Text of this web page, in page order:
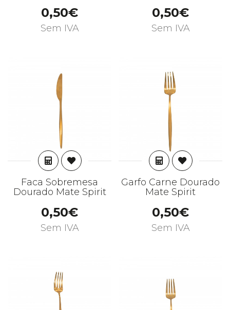
0,50€
Sem IVA
0,50€
Sem IVA
ADICIONAR
Faca Sobremesa
Dourado Mate Spirit
0,50€
Sem IVA
ADICIONAR
Garfo Carne Dourado
Mate Spirit
0,50€
Sem IVA